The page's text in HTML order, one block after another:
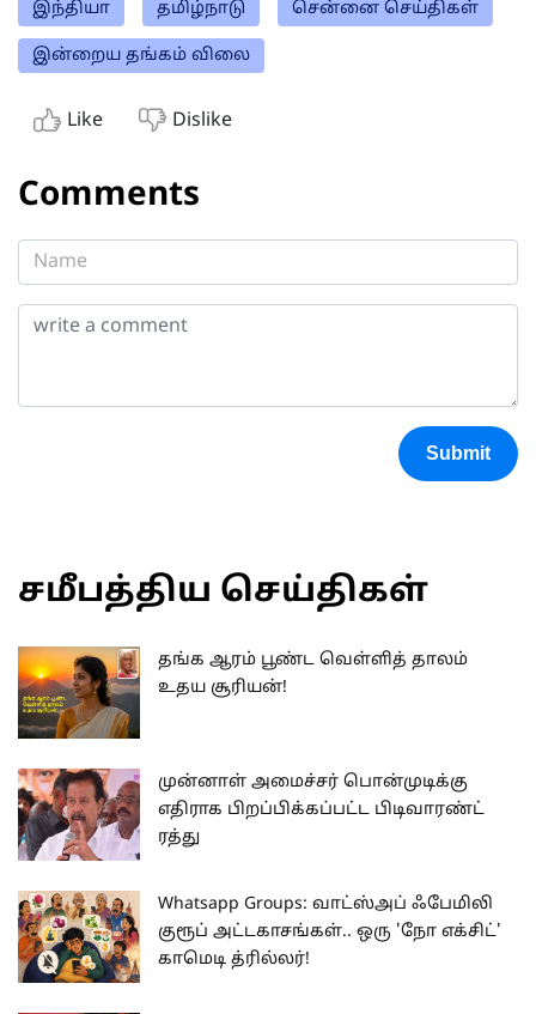
இந்தியா தமிழ்நாடு சென்னை செய்திகள்
இன்றைய தங்கம் விலை
Like Dislike
Comments
Submit
சமீபத்திய செய்திகள்
தங்க ஆரம் பூண்ட வெள்ளித் தாலம்
உதய சூரியன்!
முன்னாள் அமைச்சர் பொன்முடிக்கு
எதிராக பிறப்பிக்கப்பட்ட பிடிவாரண்ட்
ரத்து
Whatsapp Groups: வாட்ஸ்அப் ஃபேமிலி
குரூப் அட்டகாசங்கள்.. ஒரு 'நோ எக்சிட்'
காமெடி த்ரில்லர்!